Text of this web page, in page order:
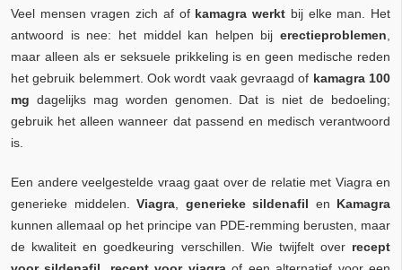
Veel mensen vragen zich af of kamagra werkt bij elke man. Het
antwoord is nee: het middel kan helpen bij erectieproblemen
maar alleen als er seksuele prikkeling is en geen medische reden
het gebruik belemmert. Ook wordt vaak gevraagd of kamagra 100
mg dagelijks mag worden genomen. Dat is niet de bedoeling;
gebruik het alleen wanneer dat passend en medisch verantwoord
is.
Een andere veelgestelde vraag gaat over de relatie met Viagra en
generieke middelen. Viagra generieke sildenafil en Kamagra
kunnen allemaal op het principe van PDE-remming berusten, maar
de kwaliteit en goedkeuring verschillen. Wie twijfelt over recept